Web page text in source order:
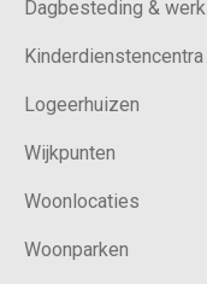
Dagbesteding & werk
Kinderdienstencentra
Logeerhuizen
Wijkpunten
Woonlocaties
Woonparken